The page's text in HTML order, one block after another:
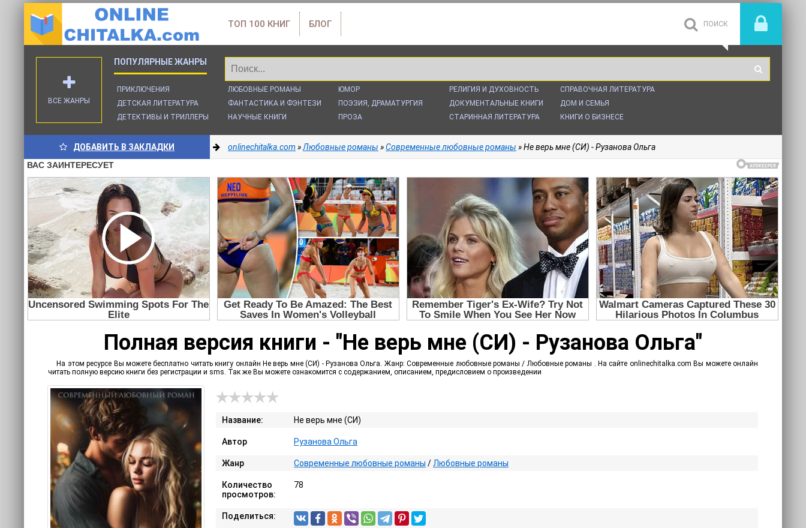
ТОП 100 КНИГ БЛОГ
ПРИКЛЮЧЕНИЯ
ДЕТСКАЯ ЛИТЕРАТУРА
ДЕТЕКТИВЫ И ТРИЛЛЕРЫ
ЛЮБОВНЫЕ РОМАНЫ
ФАНТАСТИКА И ФЭНТЕЗИ
НАУЧНЫЕ КНИГИ
ЮМОР
ПОЭЗИЯ, ДРАМАТУРГИЯ
ПРОЗА
РЕЛИГИЯ И ДУХОВНОСТЬ
ДОКУМЕНТАЛЬНЫЕ КНИГИ
СТАРИННАЯ ЛИТЕРАТУРА
СПРАВОЧНАЯ ЛИТЕРАТУРА
ДОМ И СЕМЬЯ
КНИГИ О БИЗНЕСЕ
ВСЕ ЖАНРЫ
ДОБАВИТЬ В ЗАКЛАДКИ onlinechitalka.com »Любовные романы »Современные любовные романы » Не верь мне (СИ) - Рузанова Ольга
Полная версия книги - "Не верь мне (СИ) - Рузанова Ольга"
На этом ресурсе Вы можете бесплатно читать книгу онлайн Не верь мне (СИ) - Рузанова Ольга. Жанр: Современные любовные романы / Любовные романы . На сайте onlinechitalka.com Вы можете онлайн
читать полную версию книги без регистрации и sms. Так же Вы можете ознакомится с содержанием, описанием, предисловием о произведении
Название: Не верь мне (СИ)
Автор Рузанова Ольга
Жанр Современные любовные романы / Любовные романы
Количество
просмотров:
78
Поделиться: